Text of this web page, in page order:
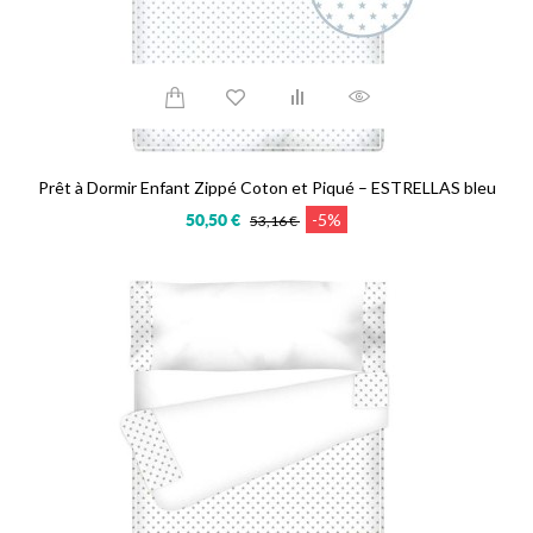
Prêt à Dormir Enfant Zippé Coton et Piqué – ESTRELLAS bleu
50,50 € 53,16 € -5%